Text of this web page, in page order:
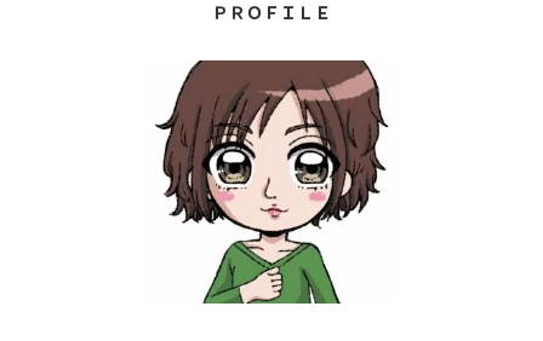
ＰＲＯＦＩＬＥ